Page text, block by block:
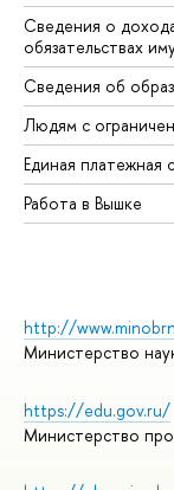
Сведения о
обязательствах
Сведения об
Людям с
Единая платежная
Работа в Вышке
http://
Министерство
https://edu.gov.ru/
Министерство